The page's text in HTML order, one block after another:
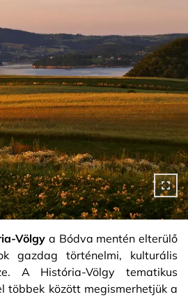
Völgy a Bódva mentén elterülő
gazdag történelmi, kulturális
A História-Völgy tematikus
többek között megismerhetjük a